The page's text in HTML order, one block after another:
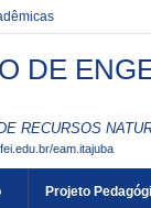
DE
RECURSOS
eam.itajuba
Projeto